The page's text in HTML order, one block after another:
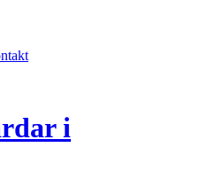
i